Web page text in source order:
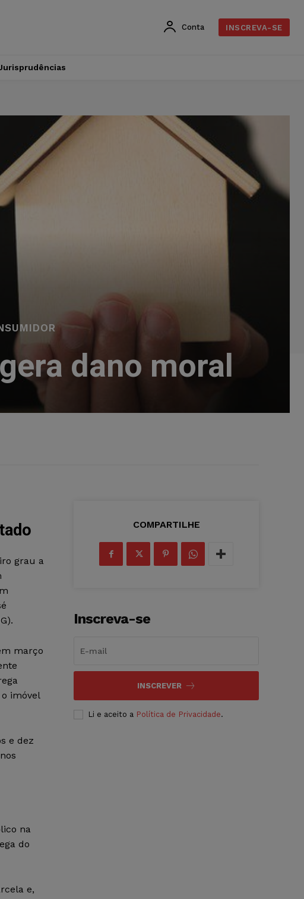
Conta INSCREVA-SE
dano moral
grau a
março
imóvel
e dez
na
do
e,
COMPARTILHE
Inscreva-se
INSCREVER
Li e aceito a Política de Privacidade.